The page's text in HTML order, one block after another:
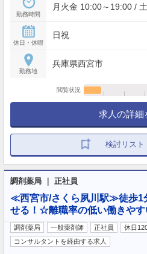
勤務時間
月火金 10:00～19:00 /
休日・休暇
日祝
勤務地
兵庫県西宮市
閲覧状況
求人の詳細
検討リスト
調剤薬局 ｜ 正社員
≪西宮市/さくら夙川駅≫徒歩1
せる！☆離職率の低い働きやす
調剤薬局 一般薬剤師 正社員 休日
コンサルタントを経由する求人